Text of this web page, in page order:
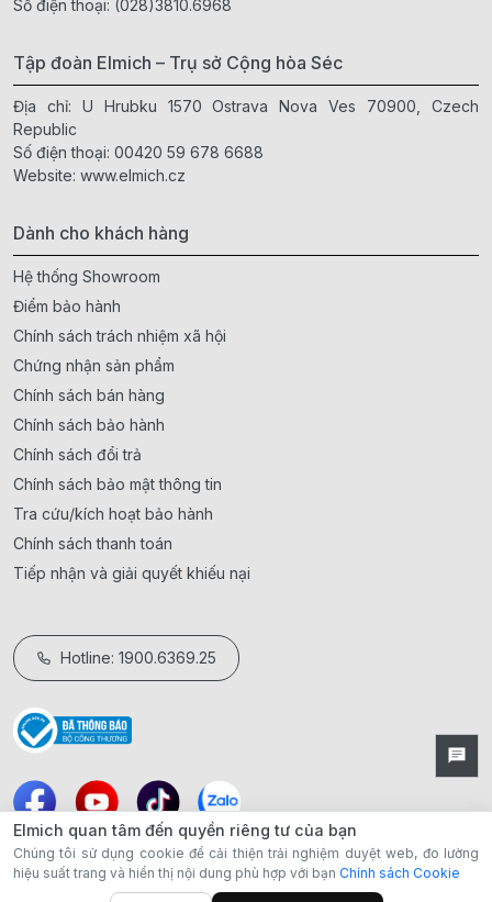
Số điện thoại: (028)3810.6968
Tập đoàn Elmich – Trụ sở Cộng hòa Séc
Địa chỉ: U Hrubku 1570 Ostrava Nova Ves 70900, Czech
Republic
Số điện thoại: 00420 59 678 6688
Website: www.elmich.cz
Dành cho khách hàng
Hệ thống Showroom
Điểm bảo hành
Chính sách trách nhiệm xã hội
Chứng nhận sản phẩm
Chính sách bán hàng
Chính sách bảo hành
Chính sách đổi trả
Chính sách bảo mật thông tin
Tra cứu/kích hoạt bảo hành
Chính sách thanh toán
Tiếp nhận và giải quyết khiếu nại
Hotline: 1900.6369.25
Elmich quan tâm đến quyền riêng tư của bạn
Chúng tôi sử dụng cookie để cải thiện trải nghiệm duyệt web, đo lường
hiệu suất trang và hiển thị nội dung phù hợp với bạn Chính sách Cookie